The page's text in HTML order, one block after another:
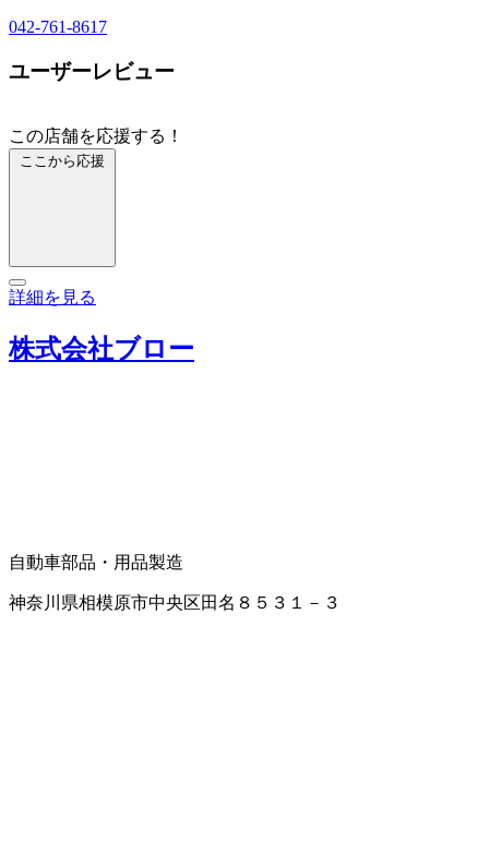
042-761-8617
ユーザーレビュー
この店舗を応援する！
ここから応援
詳細を見る
株式会社ブロー
自動車部品・用品製造
神奈川県相模原市中央区田名８５３１－３